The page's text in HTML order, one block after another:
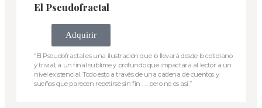
El Pseudofractal
Adquirir
“El Pseudofractal es una ilustración que lo llevará desde lo cotidiano
y trivial, a un final sublime y profundo que impactará al lector a un
nivel existencial. Todo esto a través de una cadena de cuentos y
sueños que parecen repetirse sin fin . . . pero no es así.”